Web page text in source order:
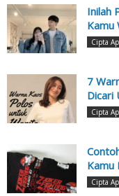
Inilah
Kamu
Cipta
7
Dicari
Cipta
Kamu
Cipta